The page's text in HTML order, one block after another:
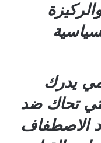
يدرك
تحاك ضد
الاصطفاف